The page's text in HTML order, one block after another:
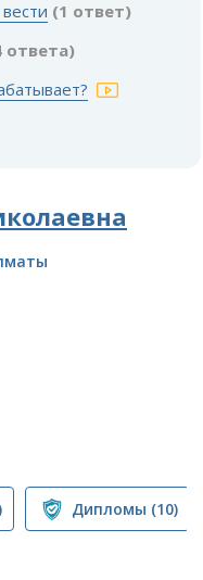
(1 ответ)
ответа)
Дипломы (10)